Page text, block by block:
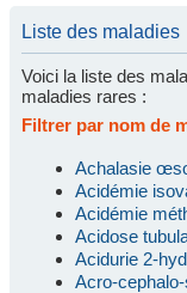
Liste des maladies
Voici la liste des
maladies rares :
Filtrer par nom de
Achalasie
Acidémie
Acidémie
Acidose
Acidurie 2-
Acro-